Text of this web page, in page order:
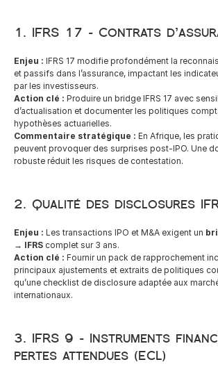
1. IFRS 17 – Contrats
Enjeu : IFRS 17 modifie profondément la
et passifs dans l’assurance, impactant les
par les investisseurs.
Action clé : Produire un bridge IFRS 17 avec
d’actualisation et documenter les politiques
hypothèses actuarielles.
Commentaire stratégique : En Afrique, les
peuvent provoquer des surprises post-IPO. Une
robuste réduit les risques de contestation.
2. Qualité des disclosures
Enjeu : Les transactions IPO et M&A exigent un
→ IFRS complet sur 3 ans.
Action clé : Fournir un pack de rapprochement
principaux ajustements et extraits de politiques
qu’une checklist de disclosure adaptée aux
internationaux.
3. IFRS 9 – Instruments
pertes attendues (ECL)